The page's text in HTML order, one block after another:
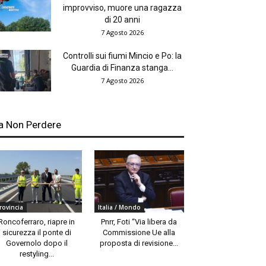
improvviso, muore una ragazza
di 20 anni
7 Agosto 2026
Controlli sui fiumi Mincio e Po: la
Guardia di Finanza stanga...
7 Agosto 2026
Non Perdere
riapre in
sicurezza il ponte di
Governolo dopo il
restyling...
Italia / Mondo
Pnrr, Foti “Via libera da
Commissione Ue alla
proposta di revisione...